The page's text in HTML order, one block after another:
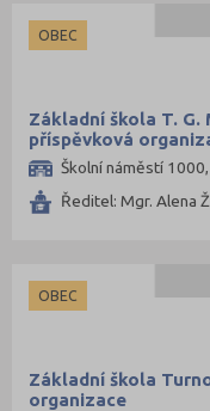
OBEC
Základní škola T. G.
příspěvková
Školní náměstí
Ředitel: Mgr. Alena
OBEC
Základní škola
organizace